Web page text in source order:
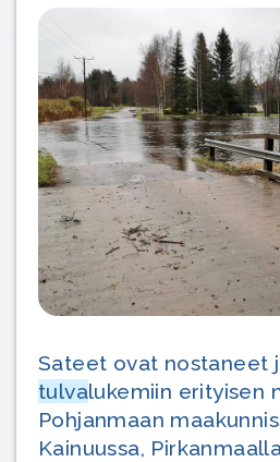
Sateet ovat nostaneet
tulvalukemiin erityisen
Pohjanmaan
Kainuussa,